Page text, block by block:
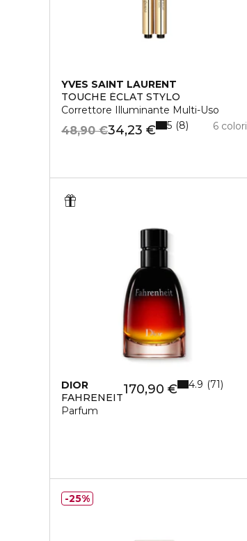
YVES SAINT LAURENT
TOUCHE ÉCLAT STYLO
Correttore Illuminante Multi-Uso
34,23 €
48,90 € 6 colori
5 8
DIOR
FAHRENEIT
Parfum
170,90 € 4.9 71
25%